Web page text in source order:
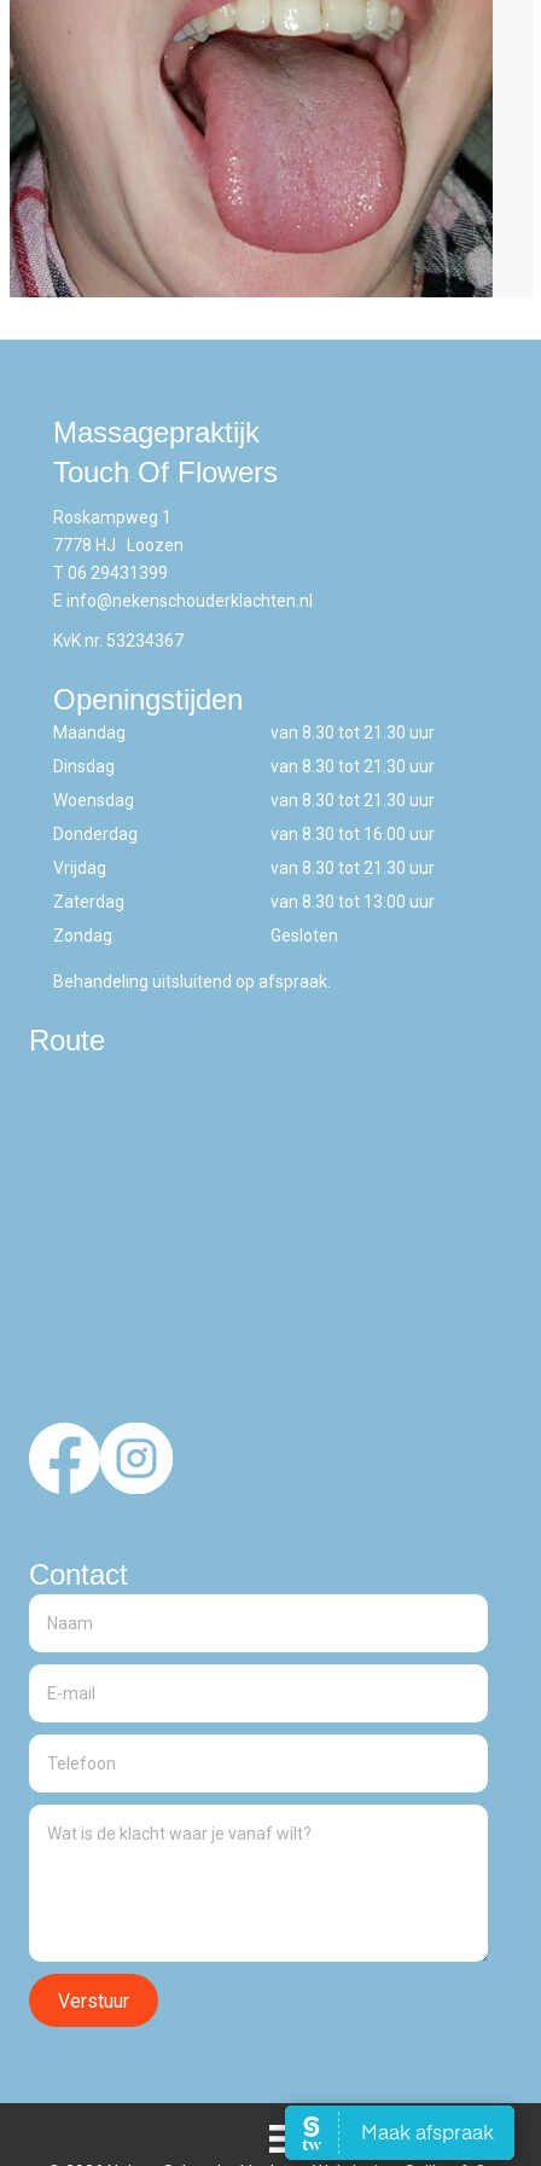
Massagepraktijk
Touch Of Flowers
Roskampweg 1
7778 HJ Loozen
T06 29431399
E info@nekenschouderklachten.nl
KvK nr. 53234367
Openingstijden
Maandag
van 8.30 tot 21.30 uur
Dinsdag
van 8.30 tot 21.30 uur
Woensdag
van 8.30 tot 21.30 uur
Donderdag
van 8.30 tot 16.00 uur
Vrijdag
van 8.30 tot 21.30 uur
Zaterdag
van 8.30 tot 13.00 uur
Zondag
Gesloten
Behandeling uitsluitend op afspraak.
Route
Contact
Verstuur